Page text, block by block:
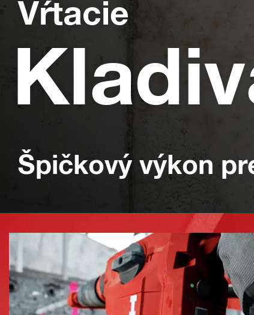
Vŕtacie
Špičkový výkon